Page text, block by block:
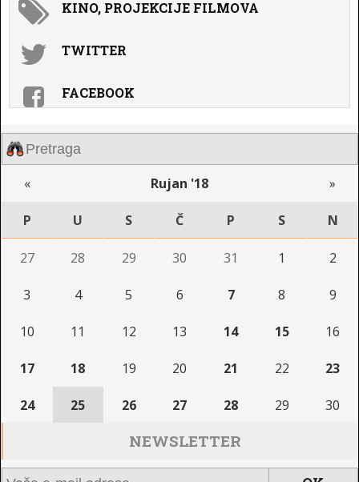
KINO, PROJEKCIJE FILMOVA
TWITTER
FACEBOOK
« Rujan '18 »
P U S Č P S N
27 28 29 30 31 1 2
3 4 5 6 7 8 9
10 11 12 13 14 15 16
17 18 19 20 21 22 23
24 25 26 27 28 29 30
NEWSLETTER